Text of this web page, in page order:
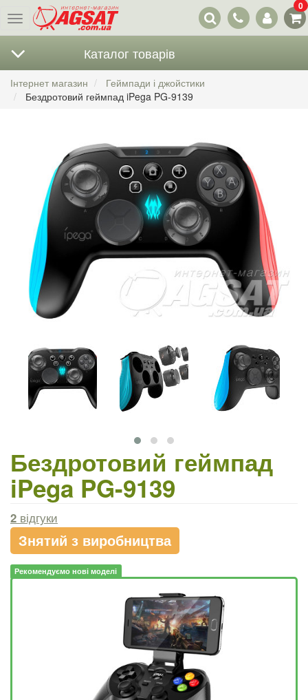
Меню
Наші
контакти
0
Каталог товарів
Інтернет магазин
Геймпади і джойстики
Бездротовий геймпад iPega PG-9139
Бездротовий геймпад
iPega PG-9139
2 відгуки
Знятий з виробництва
Рекомендуємо нові моделі